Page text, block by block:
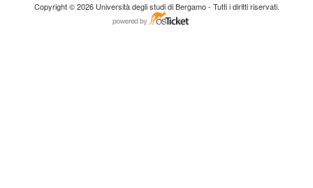
Copyright © 2026 Università degli studi di Bergamo - Tutti i diritti riservati.